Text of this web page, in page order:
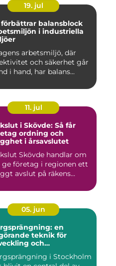
19. jul
förbättrar balansblock
i industriella
arbetsmiljö, där
och säkerhet går
i hand, har balans...
11. jul
i Skövde: Så får
ordning och
i årsavslutet
Skövde handlar om
företag i regionen ett
avslut på räkens...
05. jun
en
teknik för
och
i Stockholm